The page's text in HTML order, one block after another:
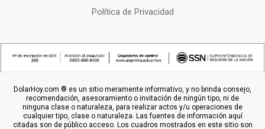
Política de Privacidad
DolarHoy.com ® es un sitio meramente informativo, y no brinda consejo,
recomendación, asesoramiento o invitación de ningún tipo, ni de
ninguna clase o naturaleza, para realizar actos y/u operaciones de
cualquier tipo, clase o naturaleza. Las fuentes de información aquí
citadas son de público acceso. Los cuadros mostrados en este sitio son